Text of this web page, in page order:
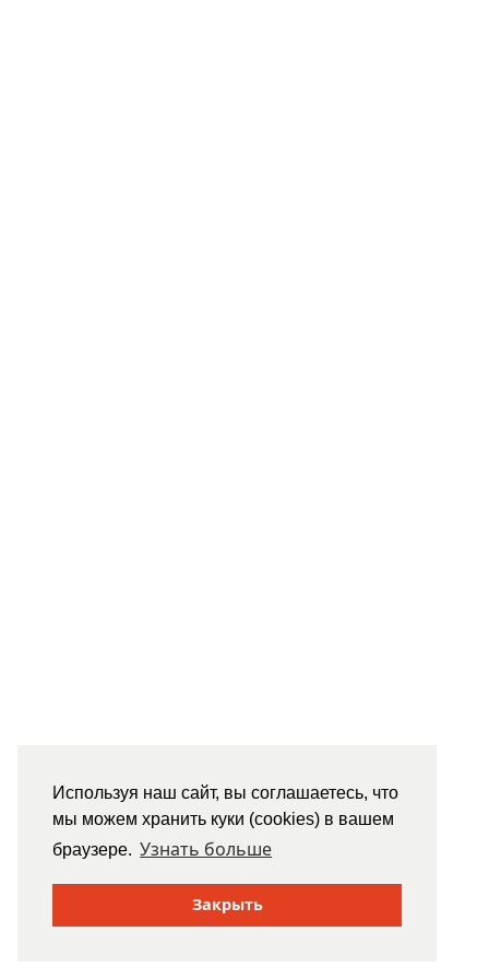
Используя наш сайт, вы соглашаетесь, что
мы можем хранить куки (cookies) в вашем
браузере. Узнать больше
Закрыть